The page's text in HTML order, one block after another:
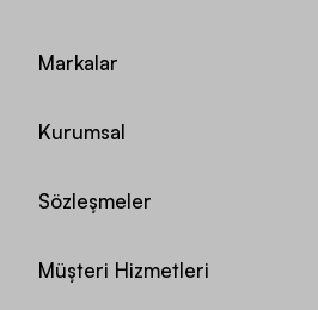
Markalar
Kurumsal
Sözleşmeler
Müşteri Hizmetleri